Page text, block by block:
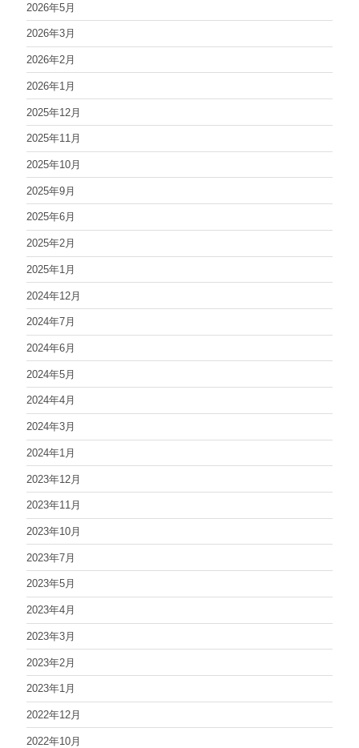
2026年5月
2026年3月
2026年2月
2026年1月
2025年12月
2025年11月
2025年10月
2025年9月
2025年6月
2025年2月
2025年1月
2024年12月
2024年7月
2024年6月
2024年5月
2024年4月
2024年3月
2024年1月
2023年12月
2023年11月
2023年10月
2023年7月
2023年5月
2023年4月
2023年3月
2023年2月
2023年1月
2022年12月
2022年10月